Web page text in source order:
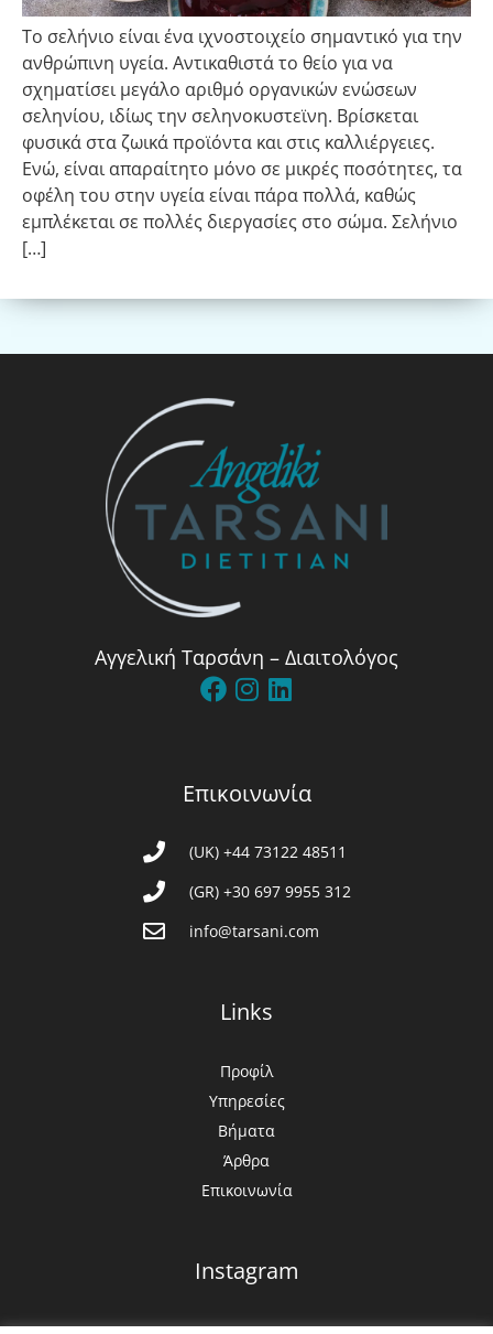
To σελήνιο είναι ένα ιχνοστοιχείο σημαντικό για την
ανθρώπινη υγεία. Αντικαθιστά το θείο για να
σχηματίσει μεγάλο αριθμό οργανικών ενώσεων
σεληνίου, ιδίως την σεληνοκυστεϊνη. Βρίσκεται
φυσικά στα ζωικά προϊόντα και στις καλλιέργειες.
Ενώ, είναι απαραίτητο μόνο σε μικρές ποσότητες, τα
οφέλη του στην υγεία είναι πάρα πολλά, καθώς
εμπλέκεται σε πολλές διεργασίες στο σώμα. Σελήνιο
[…]
Αγγελική Ταρσάνη – Διαιτολόγος
Επικοινωνία
(UK) +44 73122 48511
(GR) +30 697 9955 312
info@tarsani.com
Links
Προφίλ
Υπηρεσίες
Βήματα
Άρθρα
Επικοινωνία
Instagram